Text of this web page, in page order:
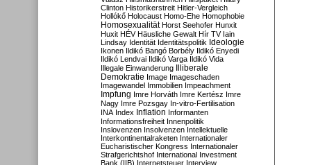
Clinton Historikerstreit Hitler-Vergleich
Hollókő Holocaust Homo-Ehe Homophobie
Homosexualität Horst Seehofer Hunxit
Huxit HÉV Häusliche Gewalt Hír TV Iain
Lindsay Identität Identitätspolitik Ideologie
Ikonen Ildikó Bangó Borbély Ildikó Enyedi
Ildikó Lendvai Ildikó Varga Ildikó Vida
Illegale Einwanderung Illiberale
Demokratie Image Imageschaden
Imagewandel Immobilien Impeachment
Impfung Imre Horváth Imre Kertész Imre
Nagy Imre Pozsgay In-vitro-Fertilisation
INA Index Inflation Informanten
Informationsfreiheit Innenpolitik
Inslovenzen Insolvenzen Intellektuelle
Interkontinentalraketen Internationaler
Eucharistischer Kongress Internationaler
Strafgerichtshof International Investment
Bank (IIB) Internetsteuer Interview